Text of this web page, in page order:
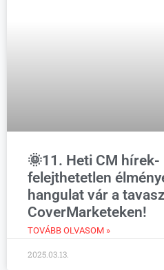
🌞11. Heti CM hírek-
felejthetetlen
hangulat vár a
CoverMarketeken!
TOVÁBB OLVASOM »
2025.03.13.